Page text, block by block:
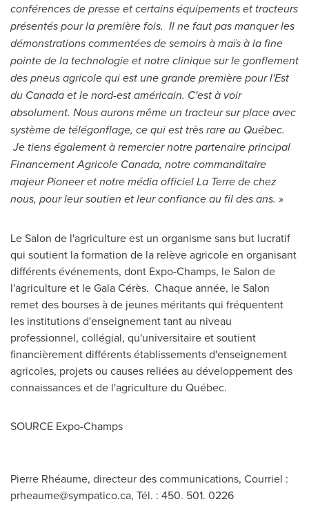
conférences de presse et certains équipements et tracteurs
présentés pour la première fois. Il ne faut pas manquer les
démonstrations commentées de semoirs à maïs à la fine
pointe de la technologie et notre clinique sur le gonflement
des pneus agricole qui est une grande première pour l'Est
du Canadaet le nord-est américain. C'est à voir
absolument. Nous aurons même un tracteur sur place avec
système de télégonflage, ce qui est très rare au Québec.
Je tiens également à remercier notre partenaire principal
Financement Agricole Canada, notre commanditaire
majeur Pioneer et notre média officiel La Terre de chez
nous, pour leur soutien et leur confiance au fil des ans. »
Le Salon de l'agriculture est un organisme sans but lucratif
qui soutient la formation de la relève agricole en organisant
différents événements, dont Expo-Champs, le Salon de
l'agriculture et le Gala Cérès. Chaque année, le Salon
remet des bourses à de jeunes méritants qui fréquentent
les institutions d'enseignement tant au niveau
professionnel, collégial, qu'universitaire et soutient
financièrement différents établissements d'enseignement
agricoles, projets ou causes reliées au développement des
connaissances et de l'agriculture du Québec.
SOURCE Expo-Champs
Pierre Rhéaume, directeur des communications, Courriel :
prheaume@sympatico.ca, Tél. : 450. 501. 0226